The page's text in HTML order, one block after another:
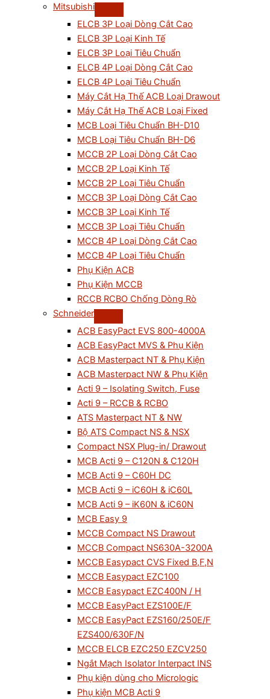
Mitsubishi
ELCB 3P Loại Dòng Cắt Cao
ELCB 3P Loại Kinh Tế
ELCB 3P Loại Tiêu Chuẩn
ELCB 4P Loại Dòng Cắt Cao
ELCB 4P Loại Tiêu Chuẩn
Máy Cắt Hạ Thế ACB Loại Drawout
Máy Cắt Hạ Thế ACB Loại Fixed
MCB Loại Tiêu Chuẩn BH-D10
MCB Loại Tiêu Chuẩn BH-D6
MCCB 2P Loại Dòng Cắt Cao
MCCB 2P Loại Kinh Tế
MCCB 2P Loại Tiêu Chuẩn
MCCB 3P Loại Dòng Cắt Cao
MCCB 3P Loại Kinh Tế
MCCB 3P Loại Tiêu Chuẩn
MCCB 4P Loại Dòng Cắt Cao
MCCB 4P Loại Tiêu Chuẩn
Phụ Kiện ACB
Phụ Kiện MCCB
RCCB RCBO Chống Dòng Rò
Schneider
ACB EasyPact EVS 800-4000A
ACB EasyPact MVS & Phụ Kiện
ACB Masterpact NT & Phụ Kiện
ACB Masterpact NW & Phụ Kiện
Acti 9 – Isolating Switch, Fuse
Acti 9 – RCCB & RCBO
ATS Masterpact NT & NW
Bộ ATS Compact NS & NSX
Compact NSX Plug-in/ Drawout
MCB Acti 9 – C120N & C120H
MCB Acti 9 – C60H DC
MCB Acti 9 – iC60H & iC60L
MCB Acti 9 – iK60N & iC60N
MCB Easy 9
MCCB Compact NS Drawout
MCCB Compact NS630A-3200A
MCCB Easypact CVS Fixed B,F,N
MCCB Easypact EZC100
MCCB Easypact EZC400N / H
MCCB EasyPact EZS100E/F
MCCB EasyPact EZS160/250E/F
EZS400/630F/N
MCCB ELCB EZC250 EZCV250
Ngắt Mạch Isolator Interpact INS
Phụ kiện dùng cho Micrologic
Phụ kiện MCB Acti 9